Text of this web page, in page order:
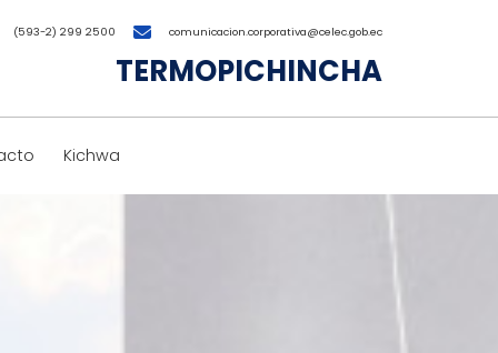
(593-2) 299 2500 comunicacion.corporativa@celec.gob.ec
TERMOPICHINCHA
Kichwa